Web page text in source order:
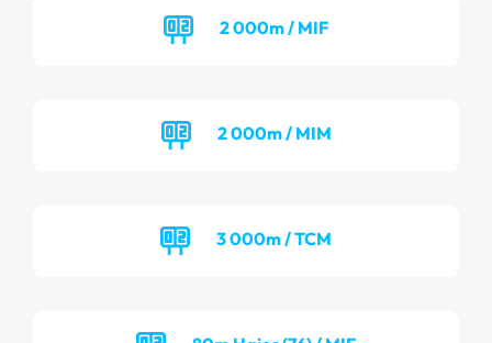
2 000m / MIF
2 000m / MIM
3 000m / TCM